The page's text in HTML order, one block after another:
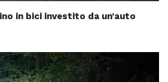
in bici investito da un’auto